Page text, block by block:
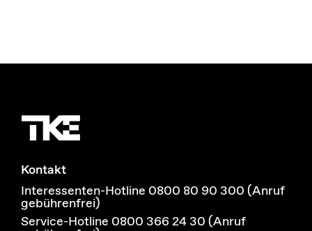
Kontakt
Interessenten-Hotline 0800 80 90 300 (Anruf
gebührenfrei)
Service-Hotline 0800 366 24 30 (Anruf